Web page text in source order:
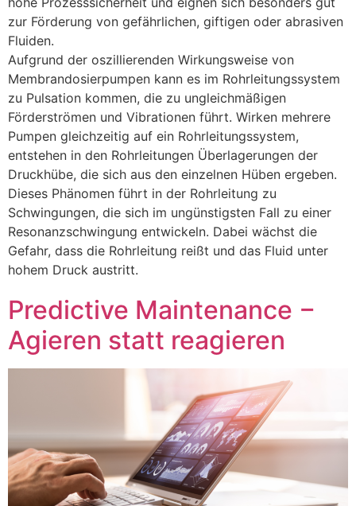
zur Förderung von gefährlichen, giftigen oder abrasiven
Fluiden.
Aufgrund der oszillierenden Wirkungsweise von
Membrandosierpumpen kann es im Rohrleitungssystem
zu Pulsation kommen, die zu ungleichmäßigen
Förderströmen und Vibrationen führt. Wirken mehrere
Pumpen gleichzeitig auf ein Rohrleitungssystem,
entstehen in den Rohrleitungen Überlagerungen der
Druckhübe, die sich aus den einzelnen Hüben ergeben.
Dieses Phänomen führt in der Rohrleitung zu
Schwingungen, die sich im ungünstigsten Fall zu einer
Resonanzschwingung entwickeln. Dabei wächst die
Gefahr, dass die Rohrleitung reißt und das Fluid unter
hohem Druck austritt.
Predictive Maintenance −
Agieren statt reagieren